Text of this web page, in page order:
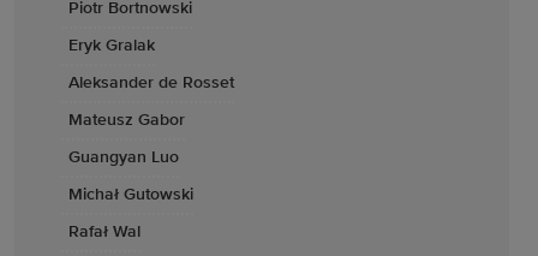
Piotr Bortnowski
Eryk Gralak
Aleksander de Rosset
Mateusz Gabor
Guangyan Luo
Michał Gutowski
Rafał Wal